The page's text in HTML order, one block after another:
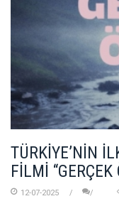
TÜRKİYE’NİN
FİLMİ
12-07-2025